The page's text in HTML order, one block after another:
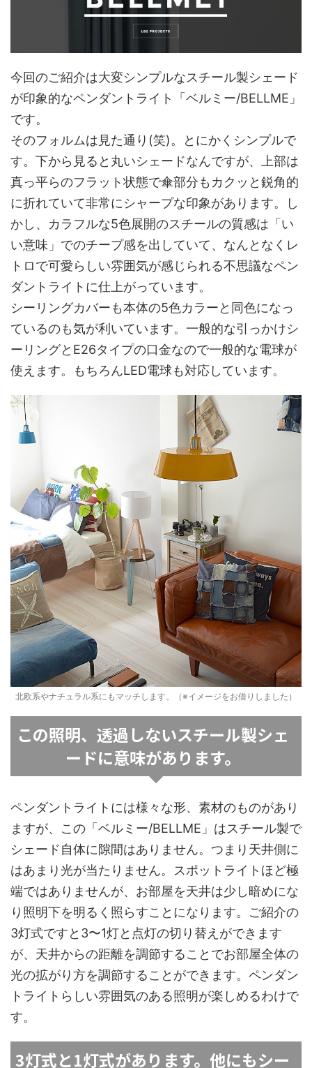
今回のご紹介は大変シンプルなスチール製シェード
が印象的なペンダントライト「ベルミー/BELLME」
です。
そのフォルムは見た通り(笑)。とにかくシンプルで
す。下から見ると丸いシェードなんですが、上部は
真っ平らのフラット状態で傘部分もカクッと鋭角的
に折れていて非常にシャープな印象があります。し
かし、カラフルな5色展開のスチールの質感は「い
い意味」でのチープ感を出していて、なんとなくレ
トロで可愛らしい雰囲気が感じられる不思議なペン
ダントライトに仕上がっています。
シーリングカバーも本体の5色カラーと同色になっ
ているのも気が利いています。一般的な引っかけシ
ーリングとE26タイプの口金なので一般的な電球が
使えます。もちろんLED電球も対応しています。
北欧系やナチュラル系にもマッチします。（※イメージをお借りしました）
この照明、透過しないスチール製シェ
ードに意味があります。
ペンダントライトには様々な形、素材のものがあり
ますが、この「ベルミー/BELLME」はスチール製で
シェード自体に隙間はありません。つまり天井側に
はあまり光が当たりません。スポットライトほど極
端ではありませんが、お部屋を天井は少し暗めにな
り照明下を明るく照らすことになります。ご紹介の
3灯式ですと3〜1灯と点灯の切り替えができます
が、天井からの距離を調節することでお部屋全体の
光の拡がり方を調節することができます。ペンダン
トライトらしい雰囲気のある照明が楽しめるわけで
す。
3灯式と1灯式があります。他にもシー